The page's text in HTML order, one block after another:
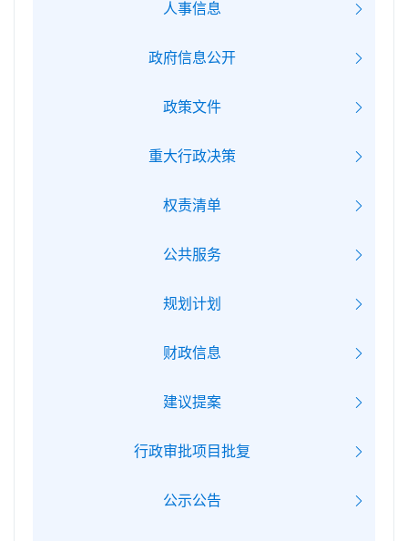
人事信息
政府信息公开
政策文件
重大行政决策
权责清单
公共服务
规划计划
财政信息
建议提案
行政审批项目批复
公示公告